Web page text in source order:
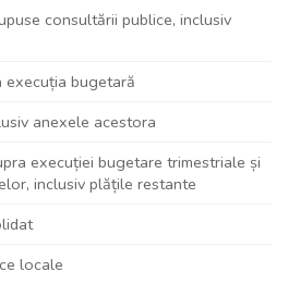
consultării publice, inclusiv
execuția bugetară
anexele acestora
execuției bugetare trimestriale și
inclusiv plățile restante
locale